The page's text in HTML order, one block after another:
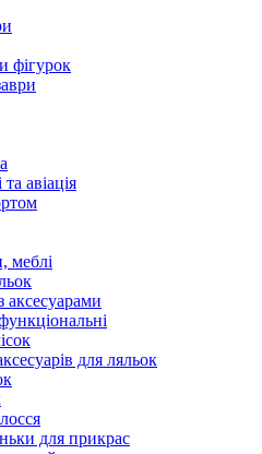
фігурок
авіація
меблі
аксесуарами
для ляльок
для прикрас